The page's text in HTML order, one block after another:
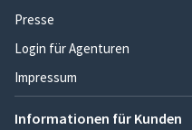
Presse
Login für Agenturen
Impressum
Informationen für Kunden